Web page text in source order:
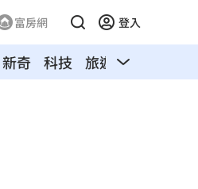
富房網 登入
新奇 科技 旅遊 汽車